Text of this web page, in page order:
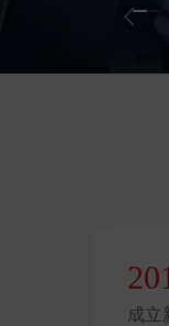
成立